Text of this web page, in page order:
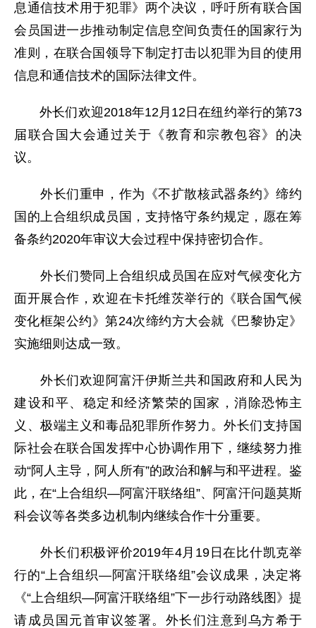
息通信技术用于犯罪》两个决议，呼吁所有联合国
会员国进一步推动制定信息空间负责任的国家行为
准则，在联合国领导下制定打击以犯罪为目的使用
信息和通信技术的国际法律文件。
外长们欢迎2018年12月12日在纽约举行的第73
届联合国大会通过关于《教育和宗教包容》的决
议。
外长们重申，作为《不扩散核武器条约》缔约
国的上合组织成员国，支持恪守条约规定，愿在筹
备条约2020年审议大会过程中保持密切合作。
外长们赞同上合组织成员国在应对气候变化方
面开展合作，欢迎在卡托维茨举行的《联合国气候
变化框架公约》第24次缔约方大会就《巴黎协定》
实施细则达成一致。
外长们欢迎阿富汗伊斯兰共和国政府和人民为
建设和平、稳定和经济繁荣的国家，消除恐怖主
义、极端主义和毒品犯罪所作努力。外长们支持国
际社会在联合国发挥中心协调作用下，继续努力推
动“阿人主导，阿人所有”的政治和解与和平进程。鉴
此，在“上合组织—阿富汗联络组”、阿富汗问题莫斯
科会议等各类多边机制内继续合作十分重要。
外长们积极评价2019年4月19日在比什凯克举
行的“上合组织—阿富汗联络组”会议成果，决定将
《“上合组织—阿富汗联络组”下一步行动路线图》提
请成员国元首审议签署。外长们注意到乌方希于